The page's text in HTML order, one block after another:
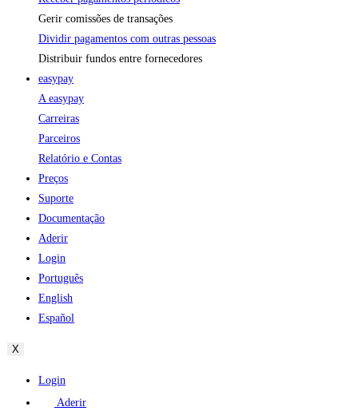
Gerir comissões de transações
Dividir pagamentos com outras pessoas
Distribuir fundos entre fornecedores
easypay
A easypay
Carreiras
Parceiros
Relatório e Contas
Preços
Suporte
Documentação
Aderir
Login
Português
English
Español
X
Login
Aderir